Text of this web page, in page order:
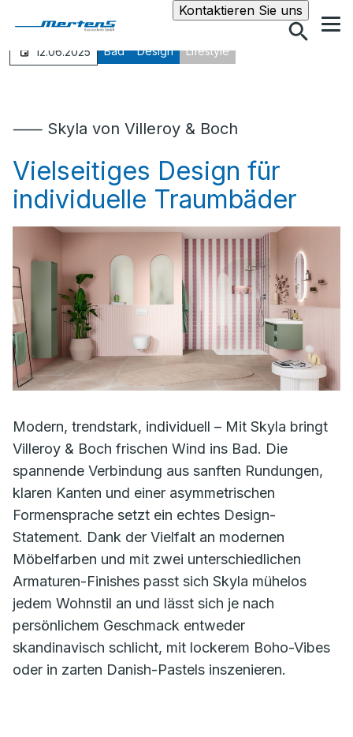
Kontaktieren Sie unsSuche
12.06.2025 Bad Design Lifestyle
⸺ Skyla von Villeroy & Boch
Vielseitiges Design für
individuelle Traumbäder
Modern, trendstark, individuell – Mit Skyla bringt
Villeroy & Boch frischen Wind ins Bad. Die
spannende Verbindung aus sanften Rundungen,
klaren Kanten und einer asymmetrischen
Formensprache setzt ein echtes Design-
Statement. Dank der Vielfalt an modernen
Möbelfarben und mit zwei unterschiedlichen
Armaturen-Finishes passt sich Skyla mühelos
jedem Wohnstil an und lässt sich je nach
persönlichem Geschmack entweder
skandinavisch schlicht, mit lockerem Boho-Vibes
oder in zarten Danish-Pastels inszenieren.